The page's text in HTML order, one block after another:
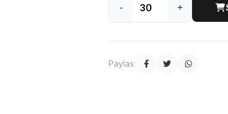
- +
Paylas: